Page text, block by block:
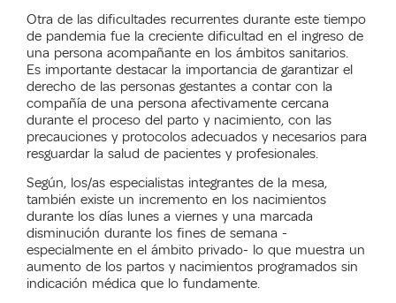
Otra de las dificultades recurrentes durante este tiempo
de pandemia fue la creciente dificultad en el ingreso de
una persona acompañante en los ámbitos sanitarios.
Es importante destacar la importancia de garantizar el
derecho de las personas gestantes a contar con la
compañía de una persona afectivamente cercana
durante el proceso del parto y nacimiento, con las
precauciones y protocolos adecuados y necesarios para
resguardar la salud de pacientes y profesionales.
Según, los/as especialistas integrantes de la mesa,
también existe un incremento en los nacimientos
durante los días lunes a viernes y una marcada
disminución durante los fines de semana -
especialmente en el ámbito privado- lo que muestra un
aumento de los partos y nacimientos programados sin
indicación médica que lo fundamente.